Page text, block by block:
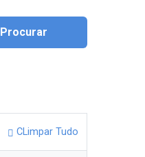
Procurar
CLimpar Tudo